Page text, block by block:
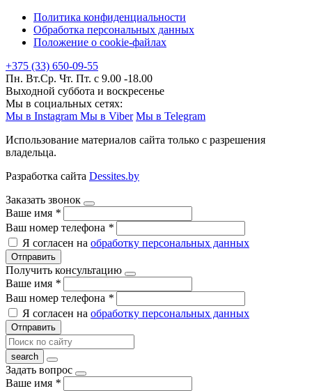
Политика конфиденциальности
Обработка персональных данных
Положение о cookie-файлах
+375 (33) 650-09-55
Пн. Вт.Ср. Чт. Пт. с 9.00 -18.00
Выходной суббота и воскресенье
Мы в социальных сетях:
Мы в Instagram Мы в Viber Мы в Telegram
Использование материалов сайта только с разрешения
владельца.
Разработка сайта Dessites.by
Заказать звонок
Ваше имя *
Ваш номер телефона *
Я согласен на обработку персональных данных
Отправить
Получить консультацию
Ваше имя *
Ваш номер телефона *
Я согласен на обработку персональных данных
Отправить
Задать вопрос
Ваше имя *